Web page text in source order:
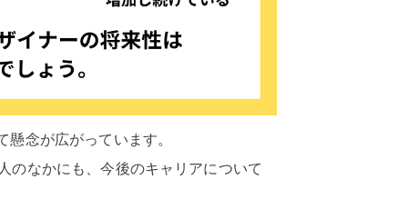
念が広がっています。
のなかにも、今後のキャリアについて